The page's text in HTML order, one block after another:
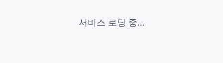
서비스 로딩 중...